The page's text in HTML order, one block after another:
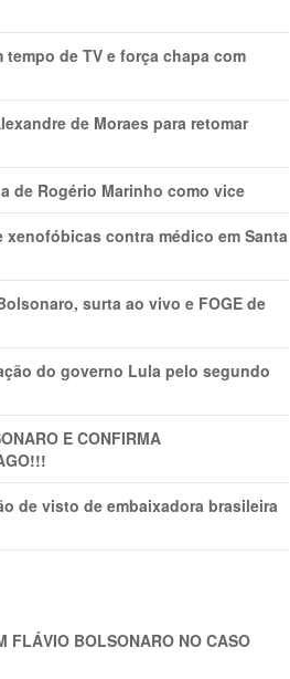
de TV e força chapa com
de Moraes para retomar
de Rogério Marinho como vice
contra médico em Santa
surta ao vivo e FOGE de
do governo Lula pelo segundo
E CONFIRMA
de visto de embaixadora brasileira
FLÁVIO BOLSONARO NO CASO